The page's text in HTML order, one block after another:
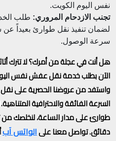
نفس اليوم الكويت.
تجنب الازدحام المروري: طلب
لضمان تنفيذ نقل طوارئ بعيداً
سرعة الوصول.
هل أنت في عجلة من أمرك؟ لا تترك
الآن بطلب خدمة نقل عفش نفس اليوم
واستفد من عروضنا الحصرية على
السرعة الفائقة والاحترافية
طوارئ على مدار الساعة، لنخلصك
دقائق.تواصل معنا علىالواتس آب